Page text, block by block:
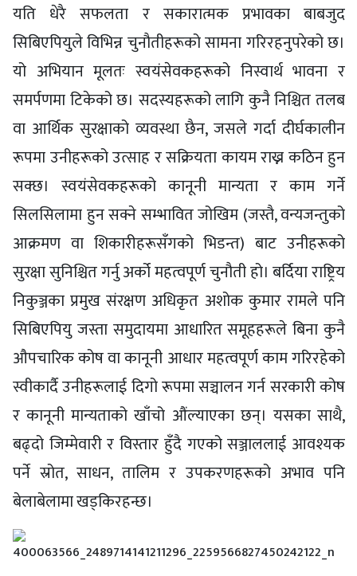
यति धेरै सफलता र सकारात्मक प्रभावका बाबजुद
सिबिएपियुले विभिन्न चुनौतीहरूको सामना गरिरहनुपरेको छ।
यो अभियान मूलतः स्वयंसेवकहरूको निस्वार्थ भावना र
समर्पणमा टिकेको छ। सदस्यहरूको लागि कुनै निश्चित तलब
वा आर्थिक सुरक्षाको व्यवस्था छैन, जसले गर्दा दीर्घकालीन
रूपमा उनीहरूको उत्साह र सक्रियता कायम राख्न कठिन हुन
सक्छ। स्वयंसेवकहरूको कानूनी मान्यता र काम गर्ने
सिलसिलामा हुन सक्ने सम्भावित जोखिम (जस्तै, वन्यजन्तुको
आक्रमण वा शिकारीहरूसँगको भिडन्त) बाट उनीहरूको
सुरक्षा सुनिश्चित गर्नु अर्को महत्वपूर्ण चुनौती हो। बर्दिया राष्ट्रिय
निकुञ्जका प्रमुख संरक्षण अधिकृत अशोक कुमार रामले पनि
सिबिएपियु जस्ता समुदायमा आधारित समूहहरूले बिना कुनै
औपचारिक कोष वा कानूनी आधार महत्वपूर्ण काम गरिरहेको
स्वीकार्दै उनीहरूलाई दिगो रूपमा सञ्चालन गर्न सरकारी कोष
र कानूनी मान्यताको खाँचो औंल्याएका छन्। यसका साथै,
बढ्दो जिम्मेवारी र विस्तार हुँदै गएको सञ्जाललाई आवश्यक
पर्ने स्रोत, साधन, तालिम र उपकरणहरूको अभाव पनि
बेलाबेलामा खड्किरहन्छ।